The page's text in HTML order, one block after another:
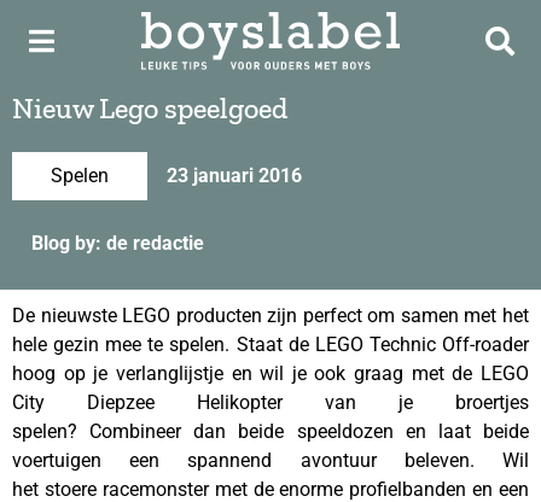
Nieuw Lego speelgoed
Spelen 23 januari 2016
Blog by: de redactie
De nieuwste LEGO producten zijn perfect om samen met het
hele gezin mee te spelen. Staat de LEGO Technic Off-roader
hoog op je verlanglijstje en wil je ook graag met de LEGO
City Diepzee Helikopter van je broertjes
spelen? Combineer dan beide speeldozen en laat beide
voertuigen een spannend avontuur beleven. Wil
het stoere racemonster met de enorme profielbanden en een